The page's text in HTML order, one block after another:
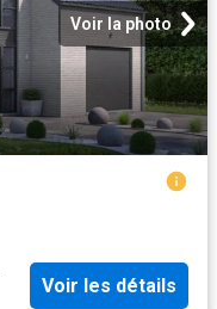
Voir la photo
Voir les détails